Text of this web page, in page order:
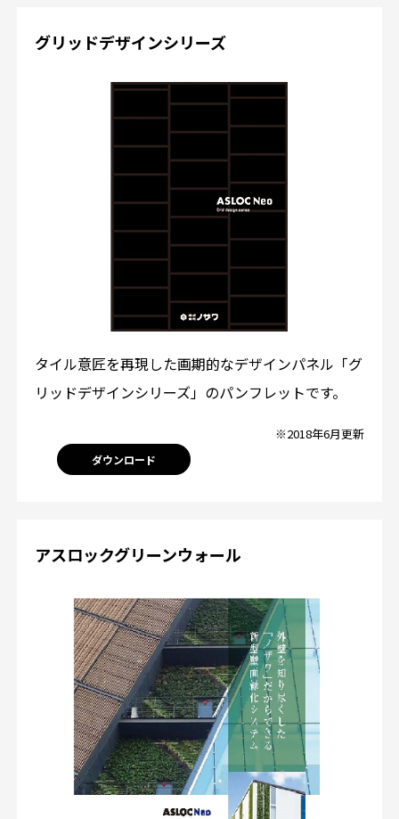
グリッドデザインシリーズ
タイル意匠を再現した画期的なデザインパネル「グ
リッドデザインシリーズ」のパンフレットです。
※2018年6月更新
ダウンロード
アスロックグリーンウォール